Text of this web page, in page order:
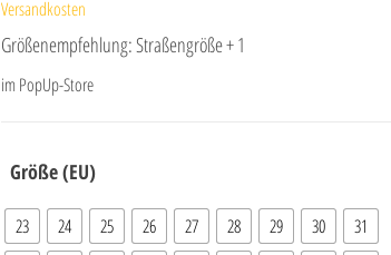
Versandkosten
Größenempfehlung: Straßengröße + 1
im PopUp-Store
Größe (EU)
23 24 25 26 27 28 29 30
31